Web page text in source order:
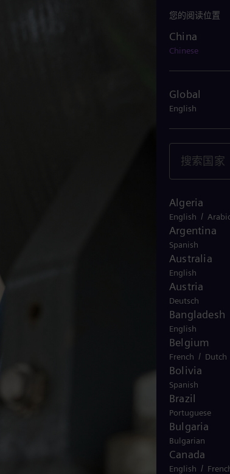
China
您的阅读位置
China
Chinese
Global
English
Algeria
English /
Argentina
Spanish
Australia
English
Austria
Deutsch
Bangladesh
English
Belgium
French / Dutch
Bolivia
Spanish
Brazil
Portuguese
Bulgaria
Bulgarian
Canada
English /